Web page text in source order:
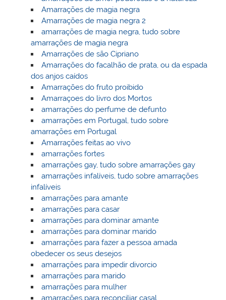
Amarrações de magia negra
Amarrações de magia negra 2
amarrações de magia negra, tudo sobre
amarrações de magia negra
Amarrações de são Cipriano
Amarrações do facalhão de prata, ou da espada
dos anjos caídos
Amarrações do fruto proibido
Amarraçoes do livro dos Mortos
amarrações do perfume de defunto
amarrações em Portugal, tudo sobre
amarrações em Portugal
Amarrações feitas ao vivo
amarrações fortes
amarrações gay, tudo sobre amarrações gay
amarrações infalíveis, tudo sobre amarrações
infalíveis
amarrações para amante
amarrações para casar
amarrações para dominar amante
amarrações para dominar marido
amarrações para fazer a pessoa amada
obedecer os seus desejos
amarrações para impedir divorcio
amarrações para marido
amarrações para mulher